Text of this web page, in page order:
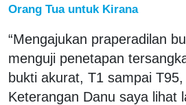
Orang Tua untuk Kirana
“Mengajukan praperadilan
menguji penetapan
bukti akurat, T1 sampai
Keterangan Danu saya lihat